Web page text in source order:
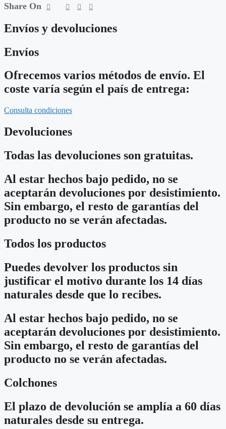
Share On
Envíos y devoluciones
Envíos
Ofrecemos varios métodos de envío. El
coste varía según el país de entrega:
Consulta condiciones
Devoluciones
Todas las devoluciones son gratuitas.
Al estar hechos bajo pedido, no se
aceptarán devoluciones por desistimiento.
Sin embargo, el resto de garantías del
producto no se verán afectadas.
Todos los productos
Puedes devolver los productos sin
justificar el motivo durante los 14 días
naturales desde que lo recibes.
Al estar hechos bajo pedido, no se
aceptarán devoluciones por desistimiento.
Sin embargo, el resto de garantías del
producto no se verán afectadas.
Colchones
El plazo de devolución se amplía a 60 días
naturales desde su entrega.